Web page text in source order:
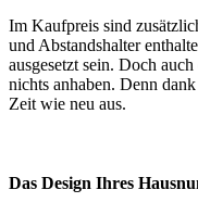
Im Kaufpreis sind
und Abstandshalter
ausgesetzt sein. Doch
nichts anhaben. Denn
Zeit wie neu aus.
Das Design Ihres